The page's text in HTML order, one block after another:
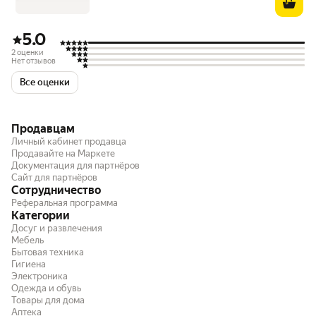
5.0
2 оценки
Нет отзывов
Все оценки
Продавцам
Личный кабинет продавца
Продавайте на Маркете
Документация для партнёров
Сайт для партнёров
Сотрудничество
Реферальная программа
Категории
Досуг и развлечения
Мебель
Бытовая техника
Гигиена
Электроника
Одежда и обувь
Товары для дома
Аптека